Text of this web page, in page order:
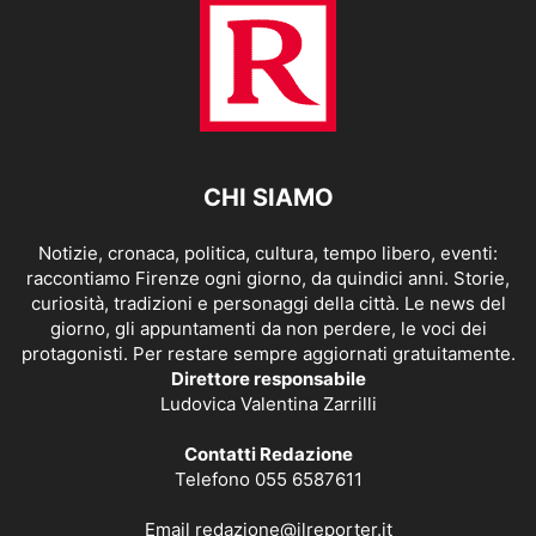
CHI SIAMO
Notizie, cronaca, politica, cultura, tempo libero, eventi:
raccontiamo Firenze ogni giorno, da quindici anni. Storie,
curiosità, tradizioni e personaggi della città. Le news del
giorno, gli appuntamenti da non perdere, le voci dei
protagonisti. Per restare sempre aggiornati gratuitamente.
Direttore responsabile
Ludovica Valentina Zarrilli
Contatti Redazione
Telefono 055 6587611
Email redazione@ilreporter.it